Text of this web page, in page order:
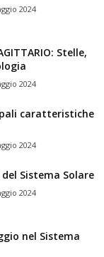
2024
Stelle,
2024
caratteristiche
2024
Sistema Solare
2024
nel Sistema